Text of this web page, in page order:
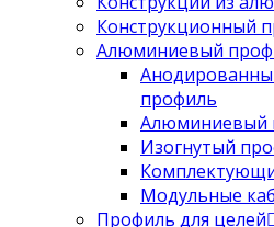
Конструкционный
Алюминиевый
профиль
Алюминиевый
Изогнутый
Модульные
Профиль для целей